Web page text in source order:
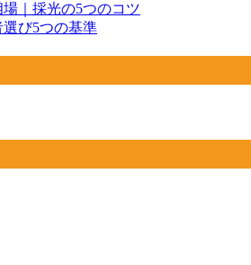
｜採光の5つのコツ
び5つの基準